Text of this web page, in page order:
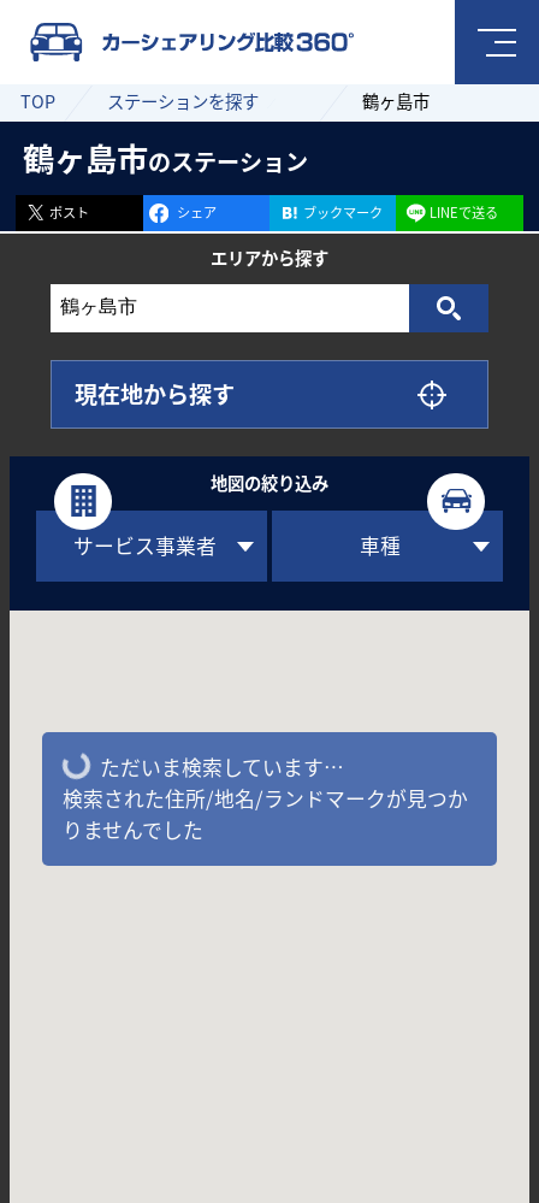
TOP ステーションを探す 鶴ヶ島市
鶴ヶ島市のステーション
ポスト シェア ブックマーク LINEで送る
エリアから探す
現在地から探す
地図の絞り込み
サービス事業者 車種
ただいま検索しています…
検索された住所/地名/ランドマークが見つか
りませんでした